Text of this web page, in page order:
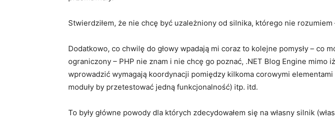
Stwierdziłem, że nie chcę być uzależniony od silnika, którego nie
Dodatkowo, co chwilę do głowy wpadają mi coraz to kolejne pomysły –
ograniczony – PHP nie znam i nie chcę go poznać, .NET Blog Engine
wprowadzić wymagają koordynacji pomiędzy kilkoma corowymi
moduły by przetestować jedną funkcjonalność) itp. itd.
To były główne powody dla których zdecydowałem się na własny silnik